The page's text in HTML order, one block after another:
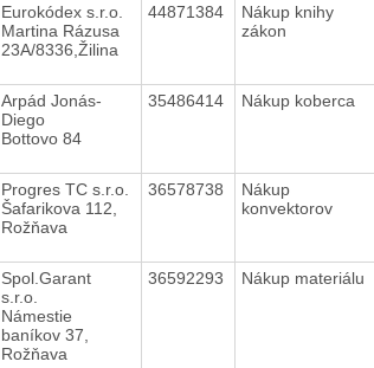
Eurokódex s.r.o.
Martina Rázusa
23A/8336,Žilina
44871384
Nákup knihy
zákon
Arpád Jonás-
Diego
Bottovo 84
35486414 Nákup koberca
Progres TC s.r.o.
Šafarikova 112,
Rožňava
36578738
Nákup
konvektorov
Spol.Garant
s.r.o.
Námestie
baníkov 37,
Rožňava
36592293 Nákup materiálu